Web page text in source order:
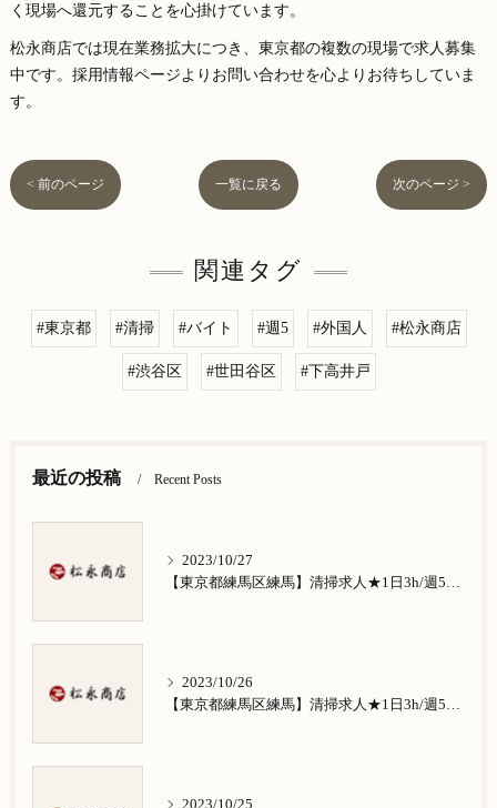
く現場へ還元することを心掛けています。
松永商店では現在業務拡大につき、東京都の複数の現場で求人募集
中です。採用情報ページよりお問い合わせを心よりお待ちしていま
す。
< 前のページ 一覧に戻る 次のページ >
関連タグ
#東京都 #清掃 #バイト #週5 #外国人 #松永商店
#渋谷区 #世田谷区 #下高井戸
最近の投稿 Recent Posts
2023/10/27
【東京都練馬区練馬】清掃求人★1日3h/週5日/祝日お休み★谷原在住の方歓迎
2023/10/26
【東京都練馬区練馬】清掃求人★1日3h/週5日/祝日お休み★南田中在住の方歓迎
2023/10/25